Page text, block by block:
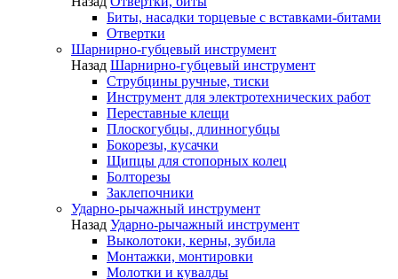
Биты, насадки торцевые с вставками-битами
Отвертки
Шарнирно-губцевый инструмент
Назад Шарнирно-губцевый инструмент
Струбцины ручные, тиски
Инструмент для электротехнических работ
Переставные клещи
Плоскогубцы, длинногубцы
Бокорезы, кусачки
Щипцы для стопорных колец
Болторезы
Заклепочники
Ударно-рычажный инструмент
Назад Ударно-рычажный инструмент
Выколотоки, керны, зубила
Монтажки, монтировки
Молотки и кувалды